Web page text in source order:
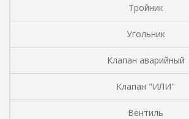
Тройник
Угольник
Клапан аварийный
Клапан "ИЛИ"
Вентиль